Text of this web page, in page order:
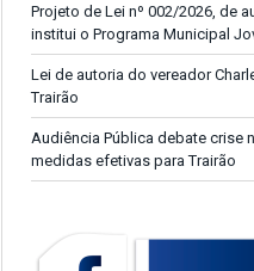
Projeto de Lei nº 002/2026, de
institui o Programa Municipal
Lei de autoria do vereador
Trairão
Audiência Pública debate crise
medidas efetivas para Trairão